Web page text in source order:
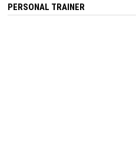
PERSONAL TRAINER